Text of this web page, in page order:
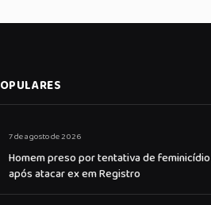
7 de agosto de 2026
Homem preso por tentativa de feminicídio
após atacar ex em Registro